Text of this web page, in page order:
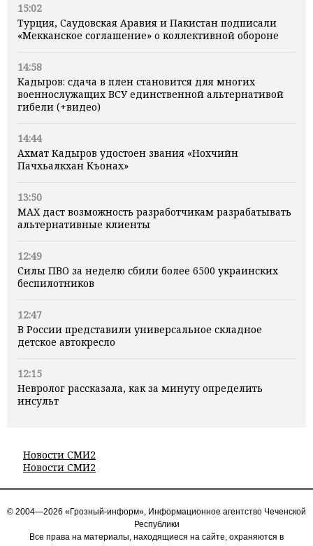
15:02
Турция, Саудовская Аравия и Пакистан подписали
«Мекканское соглашение» о коллективной обороне
14:58
Кадыров: сдача в плен становится для многих
военнослужащих ВСУ единственной альтернативой
гибели (+видео)
14:44
Ахмат Кадыров удостоен звания «Нохчийн
Пачхьалкхан Къонах»
13:50
MAX даст возможность разработчикам разрабатывать
альтернативные клиенты
12:49
Силы ПВО за неделю сбили более 6500 украинских
беспилотников
12:47
В России представили универсальное складное
детское автокресло
12:15
Невролог рассказала, как за минуту определить
инсульт
Новости СМИ2
Новости СМИ2
© 2004—2026 «Грозный-информ», Информационное агентство Чеченской
Республики
Все права на материалы, находящиеся на сайте, охраняются в